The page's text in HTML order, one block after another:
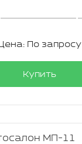
По запросу
Купить
МП-11